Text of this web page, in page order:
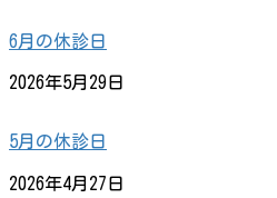
6月の休診日
2026年5月29日
5月の休診日
2026年4月27日